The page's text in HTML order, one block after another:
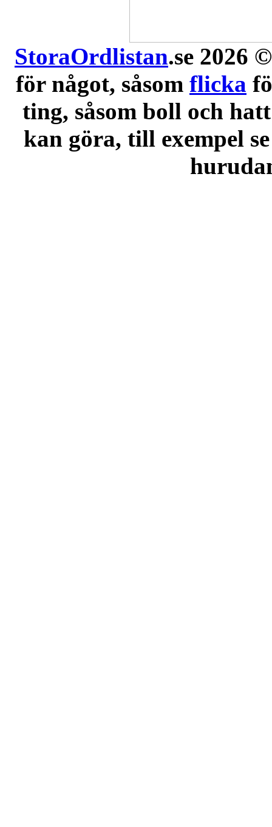
StoraOrdlistan.se 2026
för något, såsom flicka
ting, såsom boll och
kan göra, till exempel